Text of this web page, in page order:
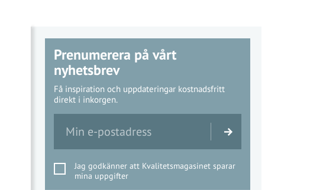
Prenumerera på vårt
nyhetsbrev
Få inspiration och uppdateringar kostnadsfritt
direkt i inkorgen.
Jag godkänner att Kvalitetsmagasinet sparar
mina uppgifter